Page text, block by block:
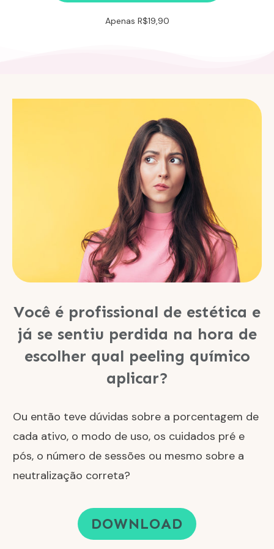
Apenas R$19,90
Você é profissional de estética e
já se sentiu perdida na hora de
escolher qual peeling químico
aplicar?
Ou então teve dúvidas sobre a porcentagem de
cada ativo, o modo de uso, os cuidados pré e
pós, o número de sessões ou mesmo sobre a
neutralização correta?
DOWNLOAD